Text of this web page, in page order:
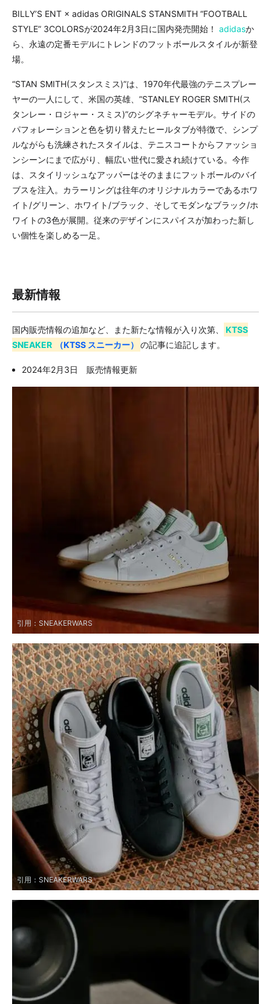
BILLY’S ENT × adidas ORIGINALS STANSMITH “FOOTBALL
STYLE” 3COLORSが2024年2月3日に国内発売開始！ adidasか
ら、永遠の定番モデルにトレンドのフットボールスタイルが新登
場。
“STAN SMITH(スタンスミス)”は、1970年代最強のテニスプレー
ヤーの一人にして、米国の英雄、”STANLEY ROGER SMITH(ス
タンレー・ロジャー・スミス)”のシグネチャーモデル。サイドの
パフォレーションと色を切り替えたヒールタブが特徴で、シンプ
ルながらも洗練されたスタイルは、テニスコートからファッショ
ンシーンにまで広がり、幅広い世代に愛され続けている。今作
は、スタイリッシュなアッパーはそのままにフットボールのバイ
ブスを注入。カラーリングは往年のオリジナルカラーであるホワ
イト/グリーン、ホワイト/ブラック、そしてモダンなブラック/ホ
ワイトの3色が展開。従来のデザインにスパイスが加わった新し
い個性を楽しめる一足。
最新情報
国内販売情報の追加など、また新たな情報が入り次第、
KTSS
SNEAKER
（KTSS スニーカー） の記事に追記します。
2024年2月3日 販売情報更新
引用： SNEAKERWARS
引用： SNEAKERWARS